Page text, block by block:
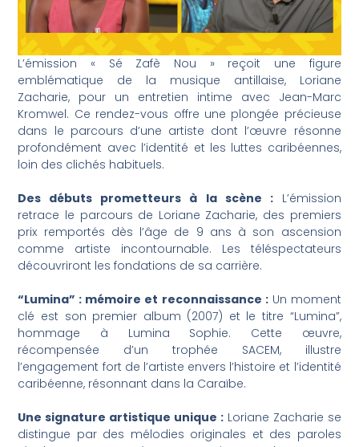
L’émission « Sé Zafè Nou » reçoit une figure
emblématique de la musique antillaise, Loriane
Zacharie, pour un entretien intime avec Jean-Marc
Kromwel. Ce rendez-vous offre une plongée précieuse
dans le parcours d’une artiste dont l’œuvre résonne
profondément avec l’identité et les luttes caribéennes,
loin des clichés habituels.
Des débuts prometteurs à la scène :L’émission
retrace le parcours de Loriane Zacharie, des premiers
prix remportés dès l’âge de 9 ans à son ascension
comme artiste incontournable. Les téléspectateurs
découvriront les fondations de sa carrière.
“Lumina” : mémoire et reconnaissance :Un moment
clé est son premier album (2007) et le titre “Lumina”,
hommage à Lumina Sophie. Cette œuvre,
récompensée d’un trophée SACEM, illustre
l’engagement fort de l’artiste envers l’histoire et l’identité
caribéenne, résonnant dans la Caraïbe.
Une signature artistique unique :Loriane Zacharie se
distingue par des mélodies originales et des paroles